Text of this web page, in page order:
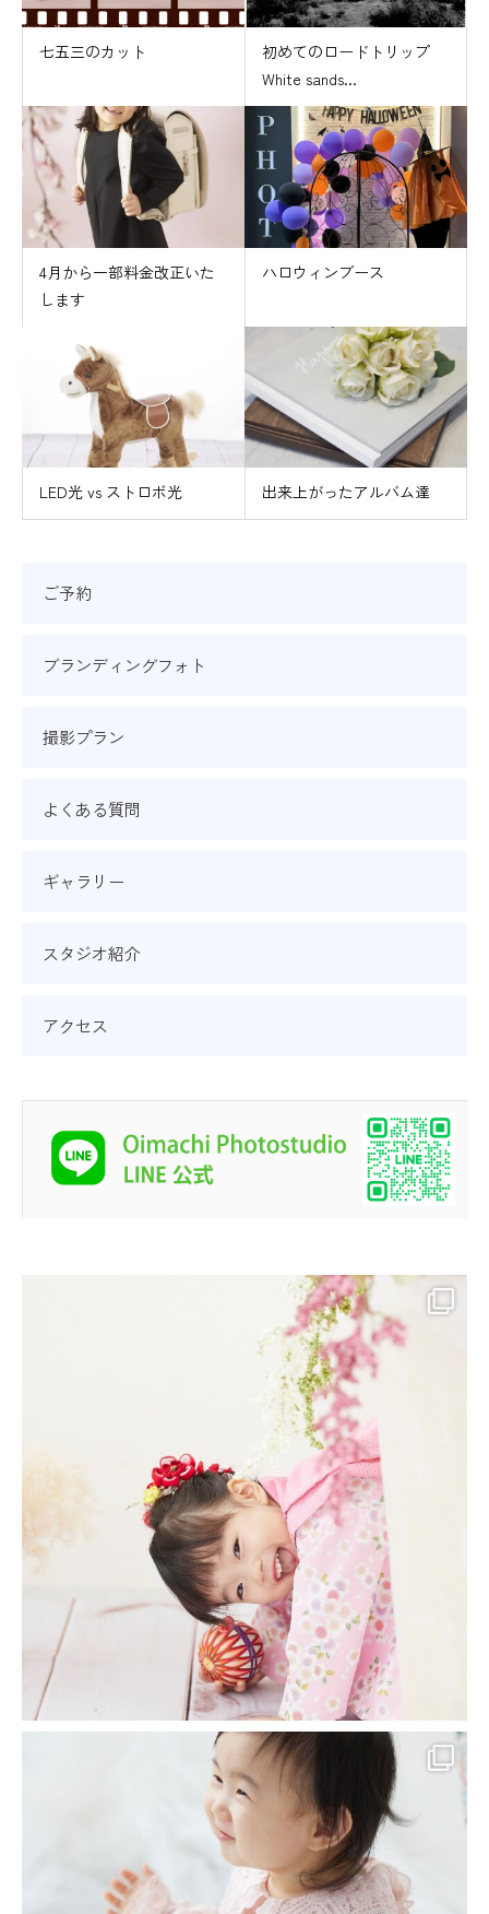
七五三のカット
初めてのロードトリップ
White sands...
4月から一部料金改正いた
します
ハロウィンブース
LED光 vs ストロボ光 出来上がったアルバム達
ご予約
ブランディングフォト
撮影プラン
よくある質問
ギャラリー
スタジオ紹介
アクセス